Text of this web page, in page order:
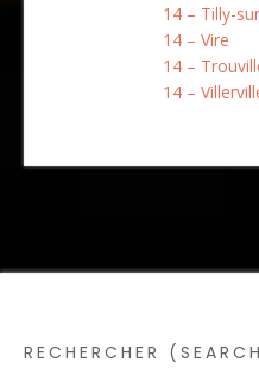
14 – Tilly-
14 – Vire
14 –
14 –
RECHERCHER